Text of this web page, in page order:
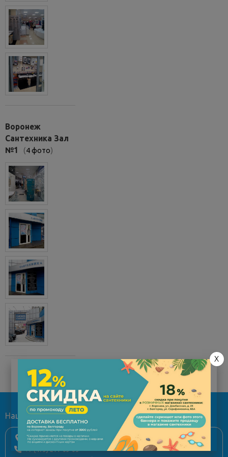
Воронеж
Сантехника Зал
№1
(4 фото)
Наши магазины
г. Воронеж, ул. Донбасская, д. 23
+7 (473) 211-03-05
X